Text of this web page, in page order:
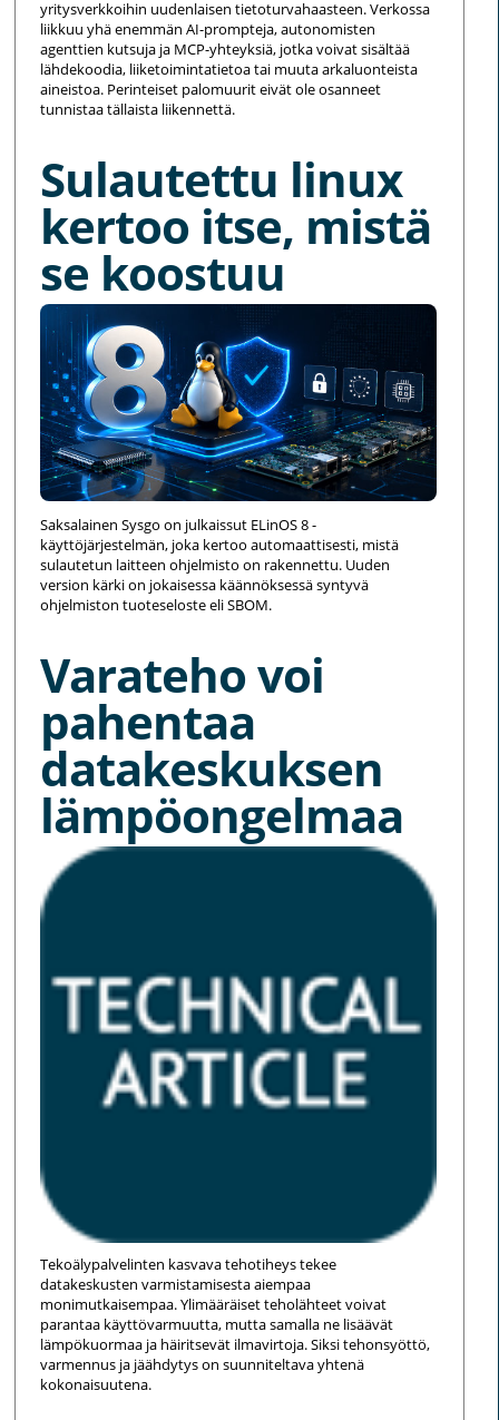
yritysverkkoihin uudenlaisen tietoturvahaasteen. Verkossa
liikkuu yhä enemmän AI-prompteja, autonomisten
agenttien kutsuja ja MCP-yhteyksiä, jotka voivat sisältää
lähdekoodia, liiketoimintatietoa tai muuta arkaluonteista
aineistoa. Perinteiset palomuurit eivät ole osanneet
tunnistaa tällaista liikennettä.
Sulautettu linux
kertoo itse, mistä
se koostuu
Saksalainen Sysgo on julkaissut ELinOS 8 -
käyttöjärjestelmän, joka kertoo automaattisesti, mistä
sulautetun laitteen ohjelmisto on rakennettu. Uuden
version kärki on jokaisessa käännöksessä syntyvä
ohjelmiston tuoteseloste eli SBOM.
Varateho voi
pahentaa
datakeskuksen
lämpöongelmaa
Tekoälypalvelinten kasvava tehotiheys tekee
datakeskusten varmistamisesta aiempaa
monimutkaisempaa. Ylimääräiset teholähteet voivat
parantaa käyttövarmuutta, mutta samalla ne lisäävät
lämpökuormaa ja häiritsevät ilmavirtoja. Siksi tehonsyöttö,
varmennus ja jäähdytys on suunniteltava yhtenä
kokonaisuutena.